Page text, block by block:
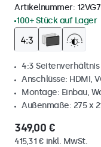
Artikelnummer:
100+ Stück auf Lager
4:3 Seitenverhältnis
Anschlüsse: HDMI,
Montage: Einbau,
Außenmaße: 275 x
349,00 €
415,31 € inkl. MwSt.